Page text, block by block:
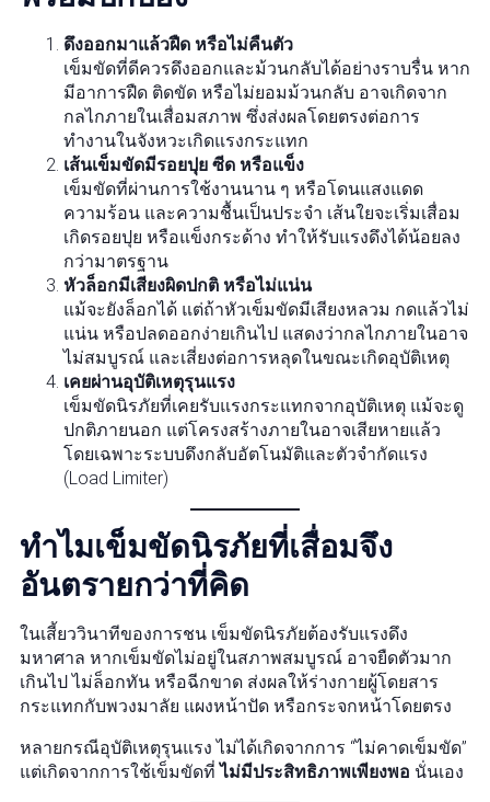
ดึงออกมาแล้วฝืด หรือไม่คืนตัว
เข็มขัดที่ดีควรดึงออกและม้วนกลับได้อย่างราบรื่น หาก
มีอาการฝืด ติดขัด หรือไม่ยอมม้วนกลับ อาจเกิดจาก
กลไกภายในเสื่อมสภาพ ซึ่งส่งผลโดยตรงต่อการ
ทำงานในจังหวะเกิดแรงกระแทก
เส้นเข็มขัดมีรอยปุย ซีด หรือแข็ง
เข็มขัดที่ผ่านการใช้งานนาน ๆ หรือโดนแสงแดด
ความร้อน และความชื้นเป็นประจำ เส้นใยจะเริ่มเสื่อม
เกิดรอยปุย หรือแข็งกระด้าง ทำให้รับแรงดึงได้น้อยลง
กว่ามาตรฐาน
หัวล็อกมีเสียงผิดปกติ หรือไม่แน่น
แม้จะยังล็อกได้ แต่ถ้าหัวเข็มขัดมีเสียงหลวม กดแล้วไม่
แน่น หรือปลดออกง่ายเกินไป แสดงว่ากลไกภายในอาจ
ไม่สมบูรณ์ และเสี่ยงต่อการหลุดในขณะเกิดอุบัติเหตุ
เคยผ่านอุบัติเหตุรุนแรง
เข็มขัดนิรภัยที่เคยรับแรงกระแทกจากอุบัติเหตุ แม้จะดู
ปกติภายนอก แต่โครงสร้างภายในอาจเสียหายแล้ว
โดยเฉพาะระบบดึงกลับอัตโนมัติและตัวจำกัดแรง
(Load Limiter)
ทำไมเข็มขัดนิรภัยที่เสื่อมจึง
อันตรายกว่าที่คิด
ในเสี้ยววินาทีของการชน เข็มขัดนิรภัยต้องรับแรงดึง
มหาศาล หากเข็มขัดไม่อยู่ในสภาพสมบูรณ์ อาจยืดตัวมาก
เกินไป ไม่ล็อกทัน หรือฉีกขาด ส่งผลให้ร่างกายผู้โดยสาร
กระแทกกับพวงมาลัย แผงหน้าปัด หรือกระจกหน้าโดยตรง
หลายกรณีอุบัติเหตุรุนแรง ไม่ได้เกิดจากการ “ไม่คาดเข็มขัด”
แต่เกิดจากการใช้เข็มขัดที่ไม่มีประสิทธิภาพเพียงพอ นั่นเอง